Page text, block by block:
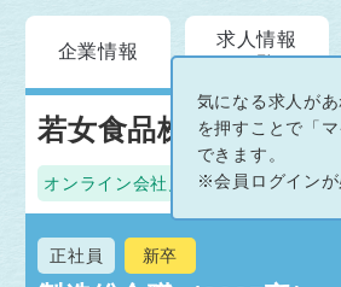
企業情報
求人情報
一覧
若女食品株式会社
オンライン会社見学 オンライン面
正社員 新卒
気になる求人が
を押すことで「
できます。
※会員ログインが